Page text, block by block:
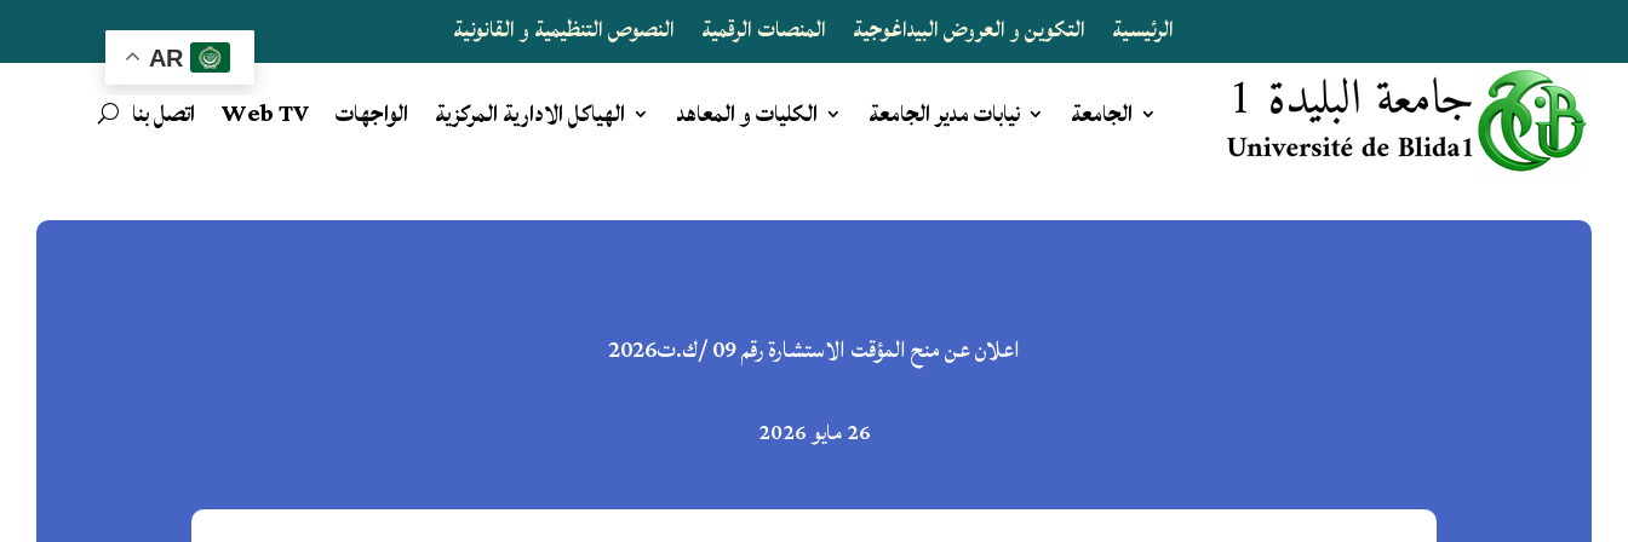
AR
الرئيسية التكوين و العروض البيداغوجية المنصات الرقمية النصوص التنظيمية و القانونية
الجامعة نيابات مدير الجامعة الكليات و المعاهد الهياكل الادارية المركزية الواجهات Web TV اتصل بنا
اعلان عن منح المؤقت الاستشارة رقم 09 /ك.ت2026
26 مايو 2026